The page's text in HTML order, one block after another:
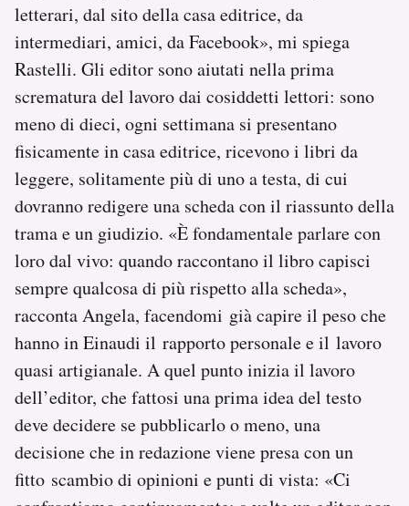
letterari, dal sito della casa editrice, da
intermediari, amici, da Facebook», mi spiega
Rastelli. Gli editor sono aiutati nella prima
scrematura del lavoro dai cosiddetti lettori: sono
meno di dieci, ogni settimana si presentano
fisicamente in casa editrice, ricevono i libri da
leggere, solitamente più di uno a testa, di cui
dovranno redigere una scheda con il riassunto della
trama e un giudizio. «È fondamentale parlare con
loro dal vivo: quando raccontano il libro capisci
sempre qualcosa di più rispetto alla scheda»,
racconta Angela, facendomi già capire il peso che
hanno in Einaudi il rapporto personale e il lavoro
quasi artigianale. A quel punto inizia il lavoro
dell’editor, che fattosi una prima idea del testo
deve decidere se pubblicarlo o meno, una
decisione che in redazione viene presa con un
fitto scambio di opinioni e punti di vista: «Ci